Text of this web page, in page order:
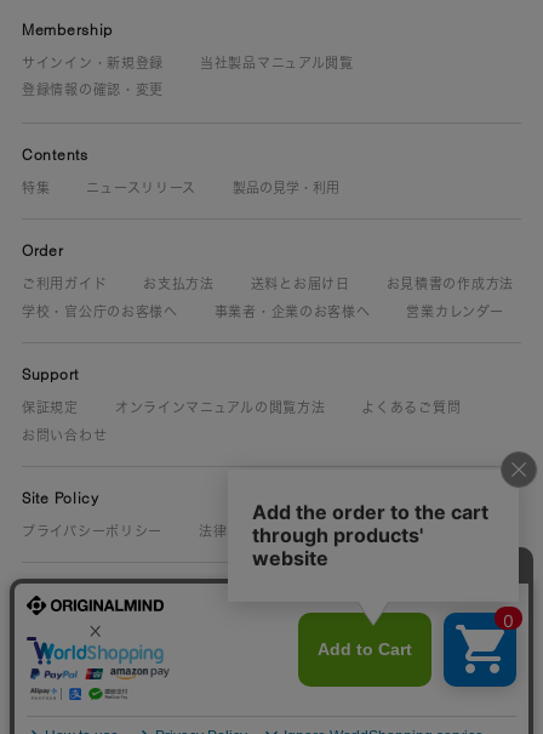
Membership
サインイン・新規登録
当社製品マニュアル閲覧
登録情報の確認・変更
Contents
特集 ニュースリリース 製品の見学・利用
Order
ご利用ガイド お支払方法 送料とお届け日
お見積書の作成方法
学校・官公庁のお客様へ
事業者・企業のお客様へ 営業カレンダー
Support
保証規定 オンラインマニュアルの閲覧方法
よくあるご質問
お問い合わせ
Site Policy
プライバシーポリシー 法律に基づく表示
About Us
ORIGINALMIND.CO.JP
25th Let makers make.
ものづくり文化展
MISSIONMIND 採用情報
© ORIGINALMIND Inc. All Rights Reserved.